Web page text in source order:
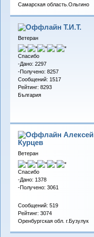
Самарская область.Ольгино
Т.И.Т.
Ветеран
Спасибо
-Дано: 2297
-Получено: 8257
Сообщений: 1517
Рейтинг: 8293
България
Алексей
Курцев
Ветеран
Спасибо
-Дано: 1378
-Получено: 3061
Сообщений: 519
Рейтинг: 3074
Оренбургская обл. г.Бузулук